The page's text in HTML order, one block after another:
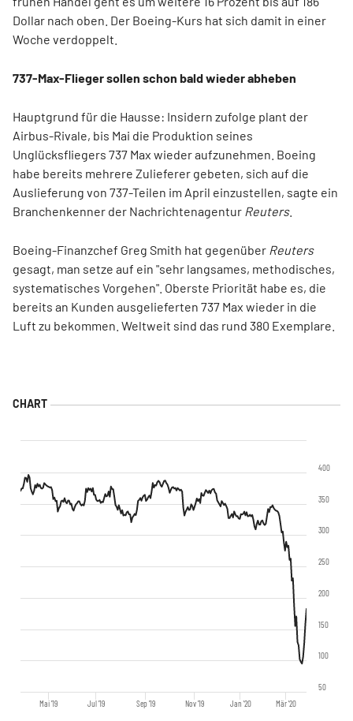
Dollar nach oben. Der Boeing-Kurs hat sich damit in einer
Woche verdoppelt.
737-Max-Flieger sollen schon bald wieder abheben
Hauptgrund für die Hausse: Insidern zufolge plant der
Airbus-Rivale, bis Mai die Produktion seines
Unglücksfliegers 737 Max wieder aufzunehmen. Boeing
habe bereits mehrere Zulieferer gebeten, sich auf die
Auslieferung von 737-Teilen im April einzustellen, sagte ein
Branchenkenner der Nachrichtenagentur Reuters.
Boeing-Finanzchef Greg Smith hat gegenüber Reuters
gesagt, man setze auf ein "sehr langsames, methodisches,
systematisches Vorgehen". Oberste Priorität habe es, die
bereits an Kunden ausgelieferten 737 Max wieder in die
Luft zu bekommen. Weltweit sind das rund 380 Exemplare.
Mai '19 Jul '19 Sep '19 Nov '19 Jan '20 Mär '20
100
200
300
400
50
150
250
350